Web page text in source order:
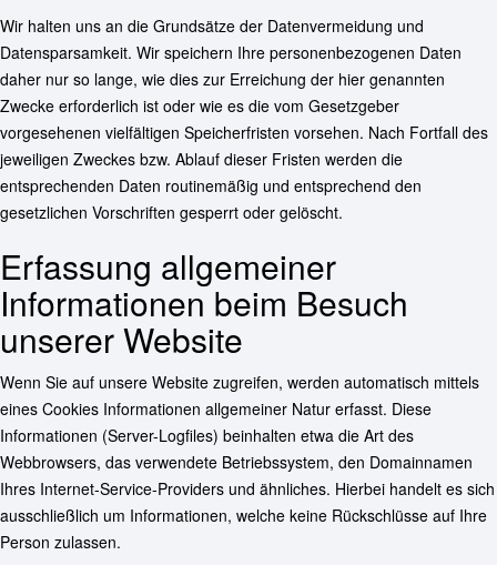
Wir halten uns an die Grundsätze der Datenvermeidung und
Datensparsamkeit. Wir speichern Ihre personenbezogenen Daten
daher nur so lange, wie dies zur Erreichung der hier genannten
Zwecke erforderlich ist oder wie es die vom Gesetzgeber
vorgesehenen vielfältigen Speicherfristen vorsehen. Nach Fortfall des
jeweiligen Zweckes bzw. Ablauf dieser Fristen werden die
entsprechenden Daten routinemäßig und entsprechend den
gesetzlichen Vorschriften gesperrt oder gelöscht.
Erfassung allgemeiner
Informationen beim Besuch
unserer Website
Wenn Sie auf unsere Website zugreifen, werden automatisch mittels
eines Cookies Informationen allgemeiner Natur erfasst. Diese
Informationen (Server-Logfiles) beinhalten etwa die Art des
Webbrowsers, das verwendete Betriebssystem, den Domainnamen
Ihres Internet-Service-Providers und ähnliches. Hierbei handelt es sich
ausschließlich um Informationen, welche keine Rückschlüsse auf Ihre
Person zulassen.